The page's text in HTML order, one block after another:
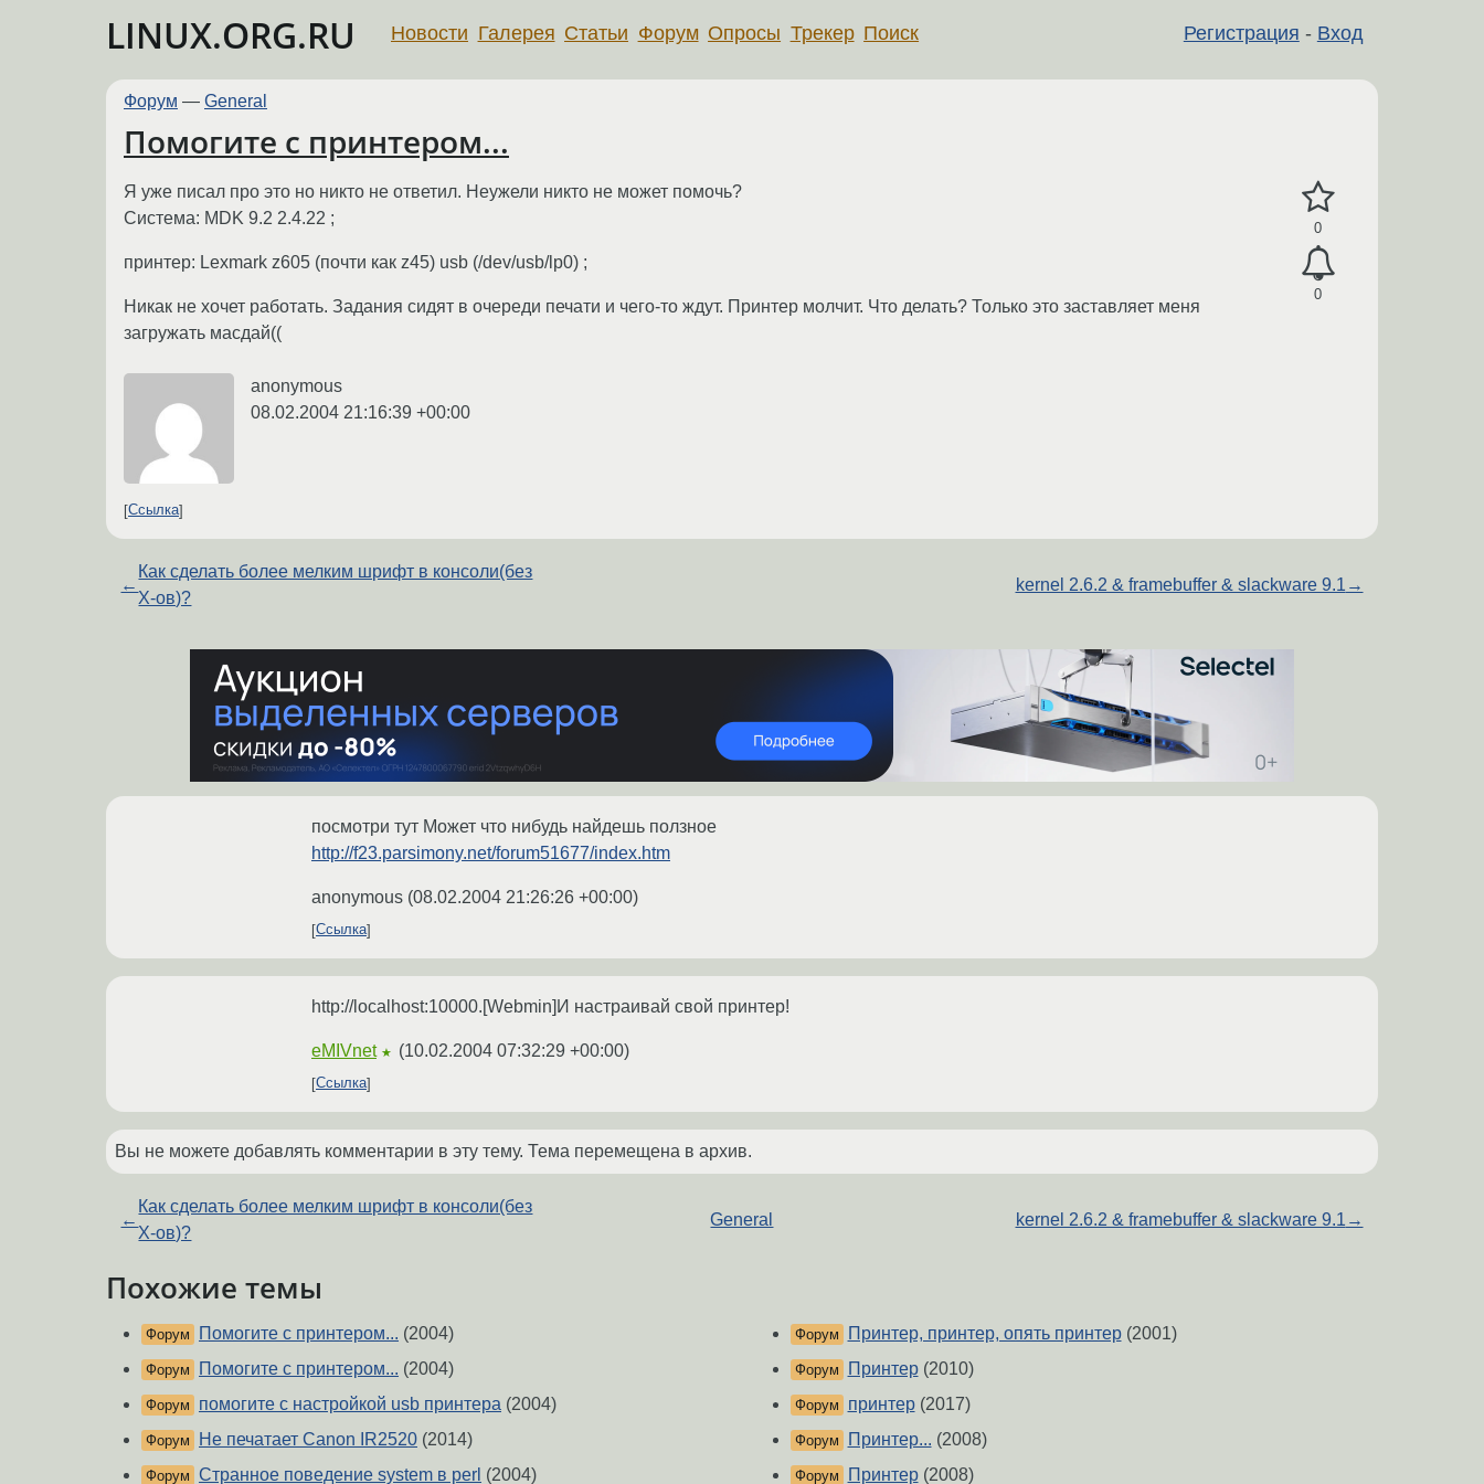
LINUX.ORG.RU Регистрация - Вход
Новости Галерея Статьи Форум Опросы Трекер Поиск
Форум — General
Помогите с принтером...
0
0
Я уже писал про это но никто не ответил. Неужели никто не может помочь?
Система: MDK 9.2 2.4.22 ;
принтер: Lexmark z605 (почти как z45) usb (/dev/usb/lp0) ;
Никак не хочет работать. Задания сидят в очереди печати и чего-то ждут. Принтер молчит. Что делать? Только это заставляет меня
загружать масдай((
anonymous
08.02.2004 21:16:39 +00:00
Ссылка
←
Как сделать более мелким шрифт в консоли(без
Х-ов)?
kernel 2.6.2 & framebuffer & slackware 9.1 →
посмотри тут Может что нибудь найдешь ползное
http://f23.parsimony.net/forum51677/index.htm
anonymous (08.02.2004 21:26:26 +00:00)
Ссылка
http://localhost:10000.[Webmin]И настраивай свой принтер!
eMIVnet ★ (10.02.2004 07:32:29 +00:00)
Ссылка
Вы не можете добавлять комментарии в эту тему. Тема перемещена в архив.
←
Как сделать более мелким шрифт в консоли(без
Х-ов)?
General kernel 2.6.2 & framebuffer & slackware 9.1 →
Похожие темы
Форум Помогите с принтером... (2004)
Форум Помогите с принтером... (2004)
Форум помогите с настройкой usb принтера (2004)
Форум Не печатает Canon IR2520 (2014)
Форум Странное поведение system в perl (2004)
Форум Принтер, принтер, опять принтер(2001)
Форум Принтер(2010)
Форум принтер(2017)
Форум Принтер... (2008)
Форум Принтер(2008)